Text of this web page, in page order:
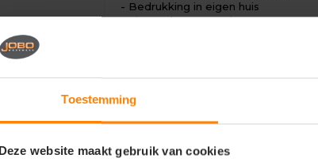
Toestemming
Deze website maakt gebruik van cookies
Bedrukking in eigen huis
Eigenschap: Stretch